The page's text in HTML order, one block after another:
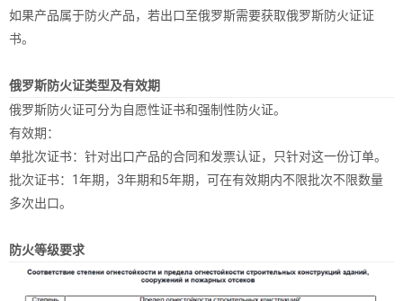
如果产品属于防火产品，若出口至俄罗斯需要获取俄罗斯防火证证
书。
俄罗斯防火证类型及有效期
俄罗斯防火证可分为自愿性证书和强制性防火证。
有效期：
单批次证书：针对出口产品的合同和发票认证，只针对这一份订单。
批次证书：1年期，3年期和5年期，可在有效期内不限批次不限数量
多次出口。
防火等级要求